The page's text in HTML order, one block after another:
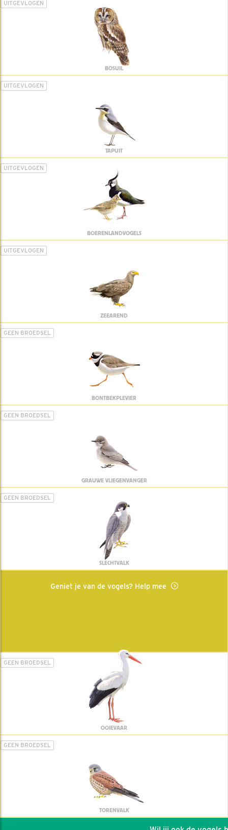
UITGEVLOGEN
BOSUIL
UITGEVLOGEN
TAPUIT
UITGEVLOGEN
BOERENLANDVOGELS
UITGEVLOGEN
ZEEAREND
GEEN BROEDSEL
BONTBEKPLEVIER
GEEN BROEDSEL
GRAUWE VLIEGENVANGER
GEEN BROEDSEL
SLECHTVALK
Geniet je van de vogels? Help mee
GEEN BROEDSEL
OOIEVAAR
GEEN BROEDSEL
TORENVALK